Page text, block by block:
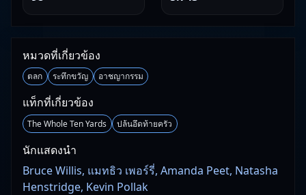
หมวดที่เกี่ยวข้อง
ตลก ระทึกขวัญ อาชญากรรม
แท็กที่เกี่ยวข้อง
The Whole Ten Yards ปล้นอึดท้ายครัว
นักแสดงนำ
Bruce Willis, แมทธิว เพอร์รี่, Amanda Peet, Natasha
Henstridge, Kevin Pollak